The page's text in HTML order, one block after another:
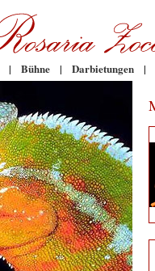
| Bühne | Darbietungen |